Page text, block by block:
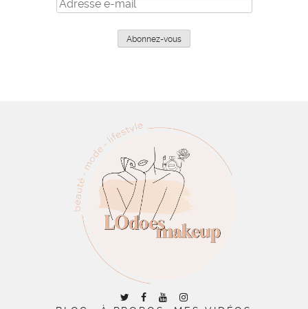
e-
Abonnez-vous